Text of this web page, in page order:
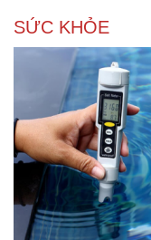
Du lịch
Tư vấn
Săn Tour
check-in
SỨC KHỎE